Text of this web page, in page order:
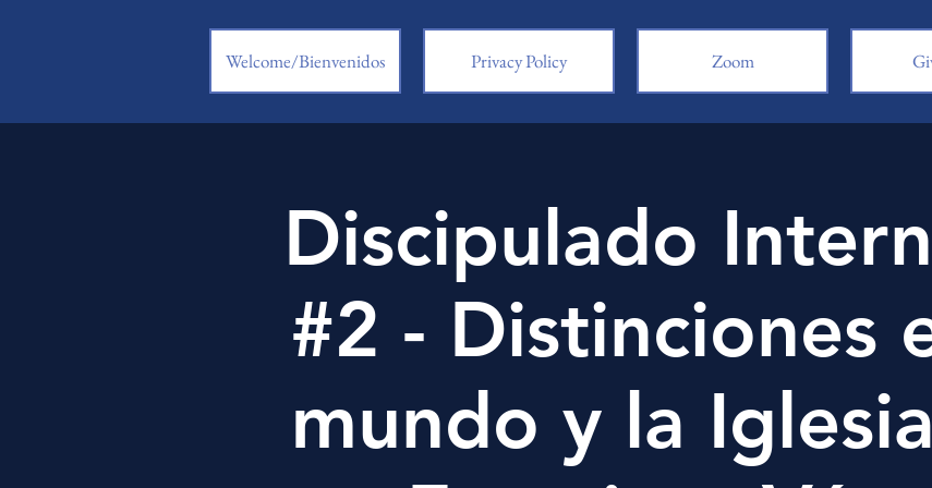
Welcome/Bienvenidos Privacy Policy Zoom
Discipulado
#2 - Distinciones
mundo y la